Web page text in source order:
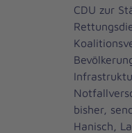
CDU zur
bisher,
Hanisch,